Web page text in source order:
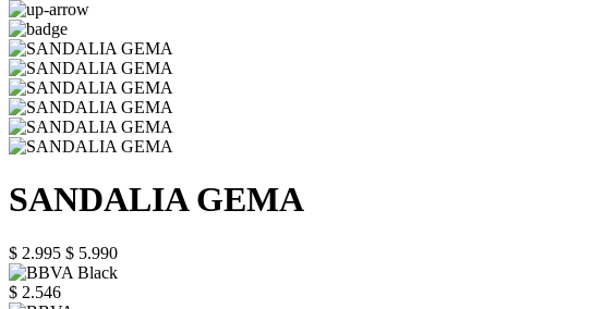
SANDALIA GEMA
$ 2.995 $ 5.990
$ 2.546